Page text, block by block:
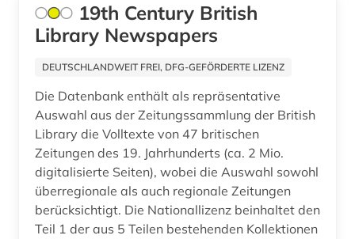
benedikt &lt (1)
bonifatius (1)
beneluxländer (1)
benin (1)
benjamin (1)
berber (1)
19th Century British
Library Newspapers
DEUTSCHLANDWEIT FREI, DFG-GEFÖRDERTE LIZENZ
Die Datenbank enthält als repräsentative
Auswahl aus der Zeitungssammlung der British
Library die Volltexte von 47 britischen
Zeitungen des 19. Jahrhunderts (ca. 2 Mio.
digitalisierte Seiten), wobei die Auswahl sowohl
überregionale als auch regionale Zeitungen
berücksichtigt. Die Nationallizenz beinhaltet den
Teil 1 der aus 5 Teilen bestehenden Kollektionen